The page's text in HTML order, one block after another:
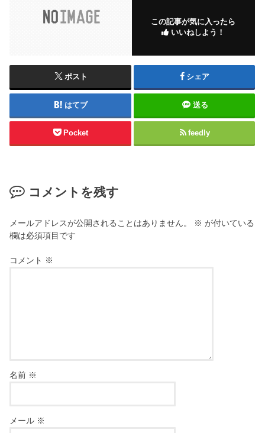
この記事が気に入ったら
いいねしよう！
ポスト シェア
はてブ 送る
Pocket feedly
コメントを残す
メールアドレスが公開されることはありません。 ※ が付いている
欄は必須項目です
コメント ※
名前 ※
メール ※